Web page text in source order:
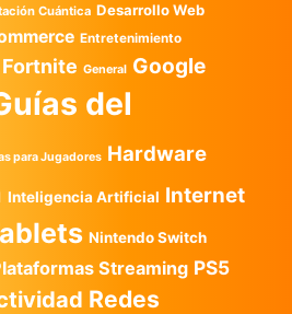
Cuántica Desarrollo Web
Entretenimiento
Fortnite General Google
del
para Jugadores Hardware
Inteligencia Artificial Internet
Nintendo Switch
Streaming PS5
Redes